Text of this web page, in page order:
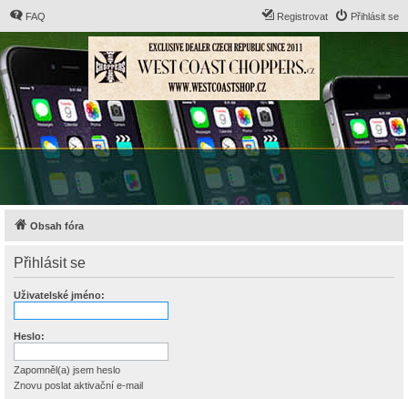
FAQ Přihlásit se
Registrovat
Obsah fóra
Přihlásit se
Uživatelské jméno:
Heslo:
Zapomněl(a) jsem heslo
Znovu poslat aktivační e-mail